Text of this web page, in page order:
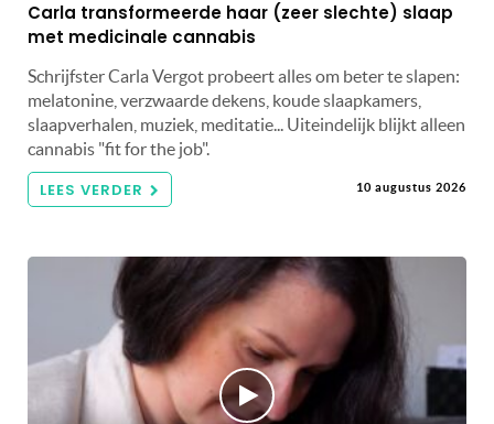
Carla transformeerde haar (zeer slechte) slaap
met medicinale cannabis
Schrijfster Carla Vergot probeert alles om beter te slapen:
melatonine, verzwaarde dekens, koude slaapkamers,
slaapverhalen, muziek, meditatie... Uiteindelijk blijkt alleen
cannabis "fit for the job".
LEES VERDER 10 augustus 2026